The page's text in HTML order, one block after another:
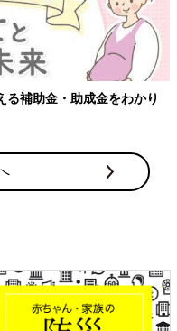
感染症対策、知っておいて